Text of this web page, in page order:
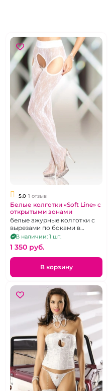
5.0 1 отзыв
Белые колготки «Soft Line» с
открытыми зонами
белые ажурные колготки с
вырезами по боками в
шаговом шве, р. 2
В наличии: 1 шт.
1 350 pуб.
В корзину